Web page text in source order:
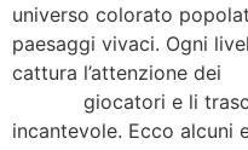
universo colorato
paesaggi vivaci. Ogni
cattura l’attenzione dei
giocatori e li
incantevole. Ecco alcuni